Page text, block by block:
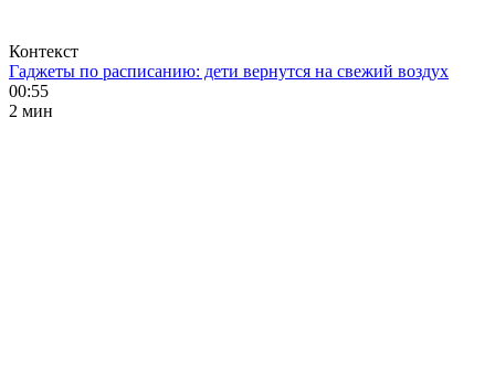
Контекст
Гаджеты по расписанию: дети вернутся на свежий воздух
00:55
2 мин